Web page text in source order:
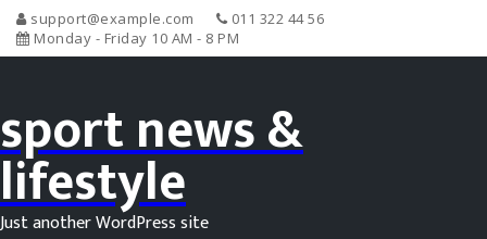
support@example.com
011 322 44 56
Monday - Friday 10 AM - 8 PM
sport news &
lifestyle
Just another WordPress site